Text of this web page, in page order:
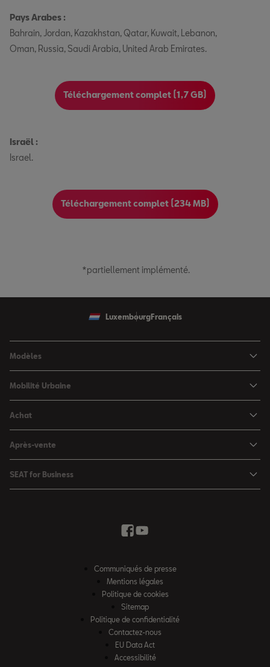
Pays Arabes :
Bahrain, Jordan, Kazakhstan, Qatar, Kuwait, Lebanon,
Oman, Russia, Saudi Arabia, United Arab Emirates.
Téléchargement complet (1,7 GB)
Israël :
Israel.
Téléchargement complet (234 MB)
*partiellement implémenté.
LuxembourgFrançais
Modèles
SEAT Arona
SEAT Leon
SEAT Leon Sportstourer
SEAT Ateca
Mobilité Urbaine
Voitures hybrides
Charger à domicile
Achat
Véhicules de stock
Conditions Summer
Après-vente
Services SEAT
Campagne Diesel EA189
Inspection & maintenance
SEAT for Business
Communiqués de presse
Mentions légales
Politique de cookies
Sitemap
Politique de confidentialité
Contactez-nous
EU Data Act
Accessibilité